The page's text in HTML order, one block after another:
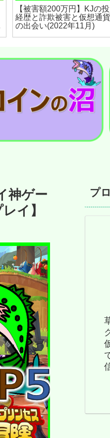
【被害額200万円】KJの
経歴と詐欺被害と仮想通
の出会い(2022年11月)
神ゲー
イ】
プ